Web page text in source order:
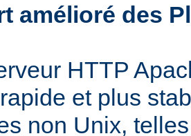
amélioré des
HTTP
et plus
non Unix,